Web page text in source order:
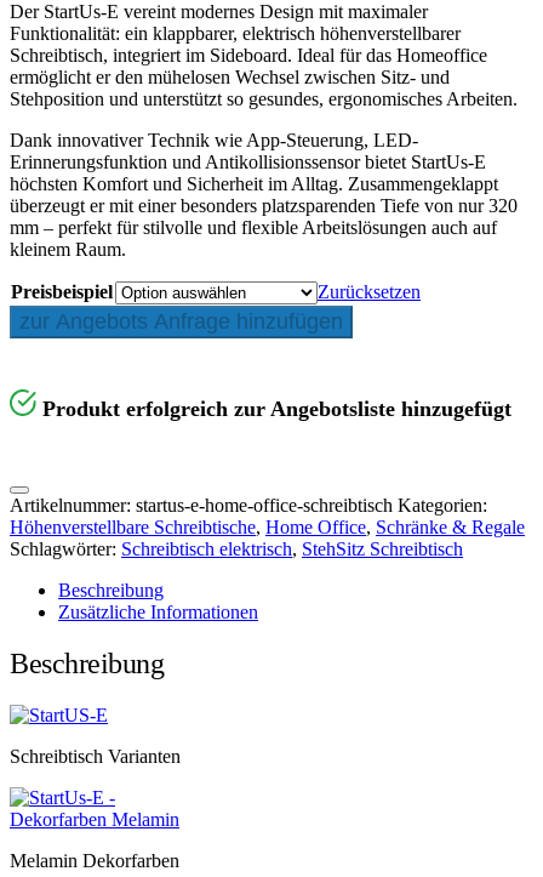
Der StartUs-E vereint modernes Design mit maximaler
Funktionalität: ein klappbarer, elektrisch höhenverstellbarer
Schreibtisch, integriert im Sideboard. Ideal für das Homeoffice
ermöglicht er den mühelosen Wechsel zwischen Sitz- und
Stehposition und unterstützt so gesundes, ergonomisches Arbeiten.
Dank innovativer Technik wie App-Steuerung, LED-
Erinnerungsfunktion und Antikollisionssensor bietet StartUs-E
höchsten Komfort und Sicherheit im Alltag. Zusammengeklappt
überzeugt er mit einer besonders platzsparenden Tiefe von nur 320
mm – perfekt für stilvolle und flexible Arbeitslösungen auch auf
kleinem Raum.
Preisbeispiel Zurücksetzen
zur Angebots Anfrage hinzufügen
Produkt erfolgreich zur Angebotsliste hinzugefügt
Artikelnummer: startus-e-home-office-schreibtisch Kategorien:
Höhenverstellbare Schreibtische, Home Office, Schränke & Regale
Schlagwörter: Schreibtisch elektrisch, StehSitz Schreibtisch
Beschreibung
Zusätzliche Informationen
Beschreibung
Schreibtisch Varianten
Melamin Dekorfarben